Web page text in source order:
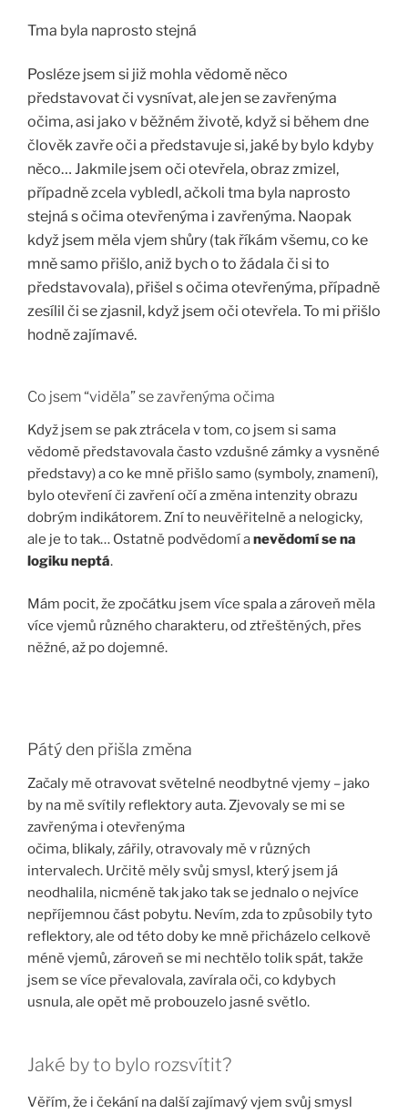
Tma byla naprosto stejná
Posléze jsem si již mohla vědomě něco
představovat či vysnívat, ale jen se zavřenýma
očima, asi jako v běžném životě, když si během dne
člověk zavře oči a představuje si, jaké by bylo kdyby
něco… Jakmile jsem oči otevřela, obraz zmizel,
případně zcela vybledl, ačkoli tma byla naprosto
stejná s očima otevřenýma i zavřenýma. Naopak
když jsem měla vjem shůry (tak říkám všemu, co ke
mně samo přišlo, aniž bych o to žádala či si to
představovala), přišel s očima otevřenýma, případně
zesílil či se zjasnil, když jsem oči otevřela. To mi přišlo
hodně zajímavé.
Co jsem “viděla” se zavřenýma očima
Když jsem se pak ztrácela v tom, co jsem si sama
vědomě představovala často vzdušné zámky a vysněné
představy) a co ke mně přišlo samo (symboly, znamení),
bylo otevření či zavření očí a změna intenzity obrazu
dobrým indikátorem. Zní to neuvěřitelně a nelogicky,
ale je to tak… Ostatně podvědomí anevědomí se na
logiku neptá.
Mám pocit, že zpočátku jsem více spala a zároveň měla
více vjemů různého charakteru, od ztřeštěných, přes
něžné, až po dojemné.
Pátý den přišla změna
Začaly mě otravovat světelné neodbytné vjemy – jako
by na mě svítily reflektory auta. Zjevovaly se mi se
zavřenýma i otevřenýma
očima, blikaly, zářily, otravovaly mě v různých
intervalech. Určitě měly svůj smysl, který jsem já
neodhalila, nicméně tak jako tak se jednalo o nejvíce
nepříjemnou část pobytu. Nevím, zda to způsobily tyto
reflektory, ale od této doby ke mně přicházelo celkově
méně vjemů, zároveň se mi nechtělo tolik spát, takže
jsem se více převalovala, zavírala oči, co kdybych
usnula, ale opět mě probouzelo jasné světlo.
Jaké by to bylo rozsvítit?
Věřím, že i čekání na další zajímavý vjem svůj smysl